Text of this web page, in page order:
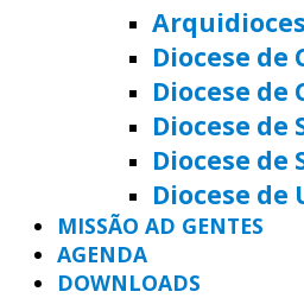
Diocese de
Diocese de
Diocese de
Diocese de
Diocese
MISSÃO AD GENTES
AGENDA
DOWNLOADS